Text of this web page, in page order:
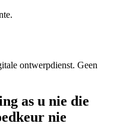
ontwerpdienst. Geen
as u nie die
nie